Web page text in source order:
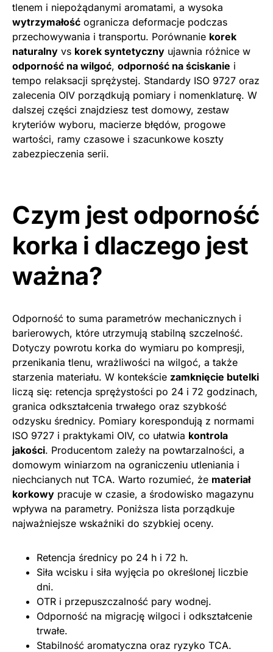
tlenem i niepożądanymi aromatami, a wysoka
wytrzymałość ogranicza deformacje podczas
przechowywania i transportu. Porównanie korek
naturalny vs korek syntetyczny ujawnia różnice w
odporność na wilgoć, odporność na ściskanie i
tempo relaksacji sprężystej. Standardy ISO 9727 oraz
zalecenia OIV porządkują pomiary i nomenklaturę. W
dalszej części znajdziesz test domowy, zestaw
kryteriów wyboru, macierze błędów, progowe
wartości, ramy czasowe i szacunkowe koszty
zabezpieczenia serii.
Czym jest odporność
korka i dlaczego jest
ważna?
Odporność to suma parametrów mechanicznych i
barierowych, które utrzymują stabilną szczelność.
Dotyczy powrotu korka do wymiaru po kompresji,
przenikania tlenu, wrażliwości na wilgoć, a także
starzenia materiału. W kontekście zamknięcie butelki
liczą się: retencja sprężystości po 24 i 72 godzinach,
granica odkształcenia trwałego oraz szybkość
odzysku średnicy. Pomiary korespondują z normami
ISO 9727 i praktykami OIV, co ułatwia kontrola
jakości. Producentom zależy na powtarzalności, a
domowym winiarzom na ograniczeniu utleniania i
niechcianych nut TCA. Warto rozumieć, że materiał
korkowy pracuje w czasie, a środowisko magazynu
wpływa na parametry. Poniższa lista porządkuje
najważniejsze wskaźniki do szybkiej oceny.
Retencja średnicy po 24 h i 72 h.
Siła wcisku i siła wyjęcia po określonej liczbie
dni.
OTR i przepuszczalność pary wodnej.
Odporność na migrację wilgoci i odkształcenie
trwałe.
Stabilność aromatyczna oraz ryzyko TCA.